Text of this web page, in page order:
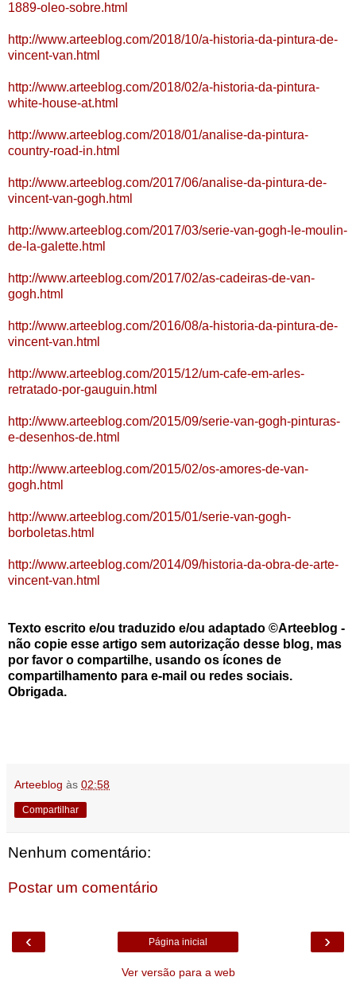
1889-oleo-sobre.html
http://www.arteeblog.com/2018/10/a-historia-da-pintura-de-
vincent-van.html
http://www.arteeblog.com/2018/02/a-historia-da-pintura-
white-house-at.html
http://www.arteeblog.com/2018/01/analise-da-pintura-
country-road-in.html
http://www.arteeblog.com/2017/06/analise-da-pintura-de-
vincent-van-gogh.html
http://www.arteeblog.com/2017/03/serie-van-gogh-le-moulin-
de-la-galette.html
http://www.arteeblog.com/2017/02/as-cadeiras-de-van-
gogh.html
http://www.arteeblog.com/2016/08/a-historia-da-pintura-de-
vincent-van.html
http://www.arteeblog.com/2015/12/um-cafe-em-arles-
retratado-por-gauguin.html
http://www.arteeblog.com/2015/09/serie-van-gogh-pinturas-
e-desenhos-de.html
http://www.arteeblog.com/2015/02/os-amores-de-van-
gogh.html
http://www.arteeblog.com/2015/01/serie-van-gogh-
borboletas.html
http://www.arteeblog.com/2014/09/historia-da-obra-de-arte-
vincent-van.html
Texto escrito e/ou traduzido e/ou adaptado ©Arteeblog -
não copie esse artigo sem autorização desse blog, mas
por favor o compartilhe, usando os ícones de
compartilhamento para e-mail ou redes sociais.
Obrigada.
Arteeblog às 02:58
Compartilhar
Nenhum comentário:
Postar um comentário
‹ ›
Página inicial
Ver versão para a web